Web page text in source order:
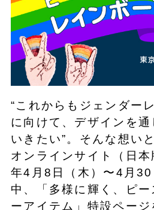
“これからもジェンダー
に向けて、デザインを
いきたい”。そんな想い
オンラインサイト（日
年4月8日（木）〜4月30
中、「多様に輝く、ピ
ーアイテム」特設ページ